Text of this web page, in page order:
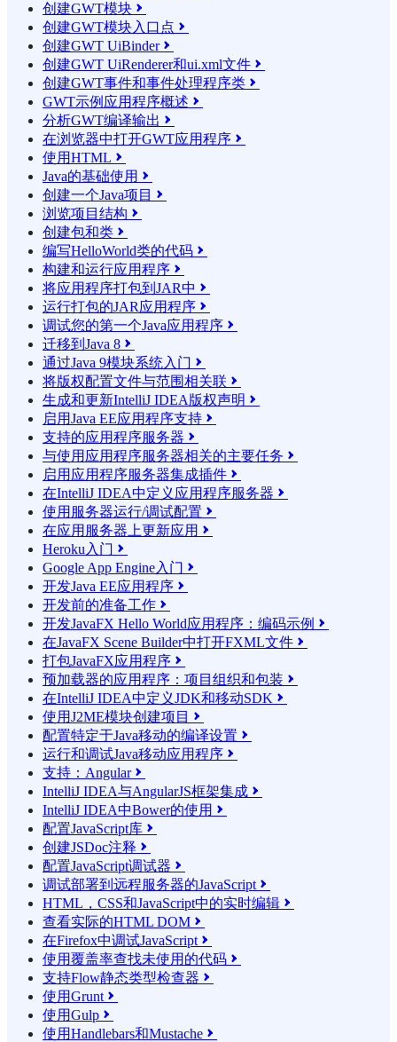
创建GWT模块 
创建GWT模块入口点 
创建GWT UiBinder
创建GWT UiRenderer和ui.xml文件 
创建GWT事件和事件处理程序类 
GWT示例应用程序概述 
分析GWT编译输出 
在浏览器中打开GWT应用程序 
使用HTML 
Java的基础使用 
创建一个Java项目 
浏览项目结构 
创建包和类 
编写HelloWorld类的代码 
构建和运行应用程序 
将应用程序打包到JAR中 
运行打包的JAR应用程序 
调试您的第一个Java应用程序 
迁移到Java 8 
通过Java 9模块系统入门 
将版权配置文件与范围相关联 
生成和更新IntelliJ IDEA版权声明 
启用Java EE应用程序支持 
支持的应用程序服务器 
与使用应用程序服务器相关的主要任务 
启用应用程序服务器集成插件 
在IntelliJ IDEA中定义应用程序服务器 
使用服务器运行/调试配置 
在应用服务器上更新应用 
Heroku入门 
Google App Engine入门 
开发Java EE应用程序 
开发前的准备工作 
开发JavaFX Hello World应用程序：编码示例 
在JavaFX Scene Builder中打开FXML文件 
打包JavaFX应用程序 
预加载器的应用程序：项目组织和包装 
在IntelliJ IDEA中定义JDK和移动SDK 
使用J2ME模块创建项目 
配置特定于Java移动的编译设置 
运行和调试Java移动应用程序 
支持：Angular
IntelliJ IDEA与AngularJS框架集成 
IntelliJ IDEA中Bower的使用 
配置JavaScript库 
创建JSDoc注释 
配置JavaScript调试器 
调试部署到远程服务器的JavaScript 
HTML，CSS和JavaScript中的实时编辑 
查看实际的HTML DOM 
在Firefox中调试JavaScript 
使用覆盖率查找未使用的代码 
支持Flow静态类型检查器 
使用Grunt 
使用Gulp 
使用Handlebars和Mustache 